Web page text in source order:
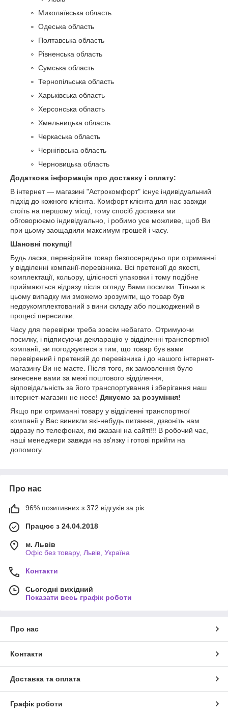
Миколаївська область
Одеська область
Полтавська область
Рівненська область
Сумська область
Тернопільська область
Харьківська область
Херсонська область
Хмельницька область
Черкаська область
Чернігівська область
Черновицька область
Додаткова інформація про доставку і оплату:
В інтернет ― магазині "Астрокомфорт" існує індивідуальний
підхід до кожного клієнта. Комфорт клієнта для нас завжди
стоїть на першому місці, тому спосіб доставки ми
обговорюємо індивідуально, і робимо усе можливе, щоб Ви
при цьому заощадили максимум грошей і часу.
Шановні покупці!
Будь ласка, перевіряйте товар безпосередньо при отриманні
у відділенні компанії-перевізника. Всі претензії до якості,
комплектації, кольору, цілісності упаковки і тому подібне
приймаються відразу після огляду Вами посилки. Тільки в
цьому випадку ми зможемо зрозуміти, що товар був
недоукомплектований з вини складу або пошкоджений в
процесі пересилки.
Часу для перевірки треба зовсім небагато. Отримуючи
посилку, і підписуючи декларацію у відділенні транспортної
компанії, ви погоджуєтеся з тим, що товар був вами
перевірений і претензій до перевізника і до нашого інтернет-
магазину Ви не маєте. Після того, як замовлення було
винесене вами за межі поштового відділення,
відповідальність за його транспортування і зберігання наш
інтернет-магазин не несе! Дякуємо за розуміння!
Якщо при отриманні товару у відділенні транспортної
компанії у Вас виникли які-небудь питання, дзвоніть нам
відразу по телефонах, які вказані на сайті!!! В робочий час,
наші менеджери завжди на зв'язку і готові прийти на
допомогу.
Про нас
96% позитивних з 372 відгуків за рік
Працює з 24.04.2018
м. Львів
Офіс без товару, Львів, Україна
Контакти
Сьогодні вихідний
Показати весь графік роботи
Про нас
Контакти
Доставка та оплата
Графік роботи